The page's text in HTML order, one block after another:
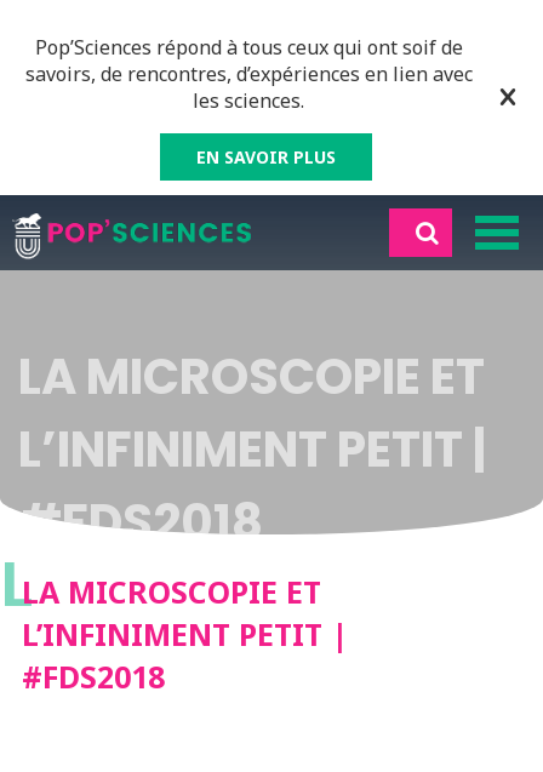
Pop’Sciences répond à tous ceux qui ont soif de
savoirs, de rencontres, d’expériences en lien avec
les sciences.
EN SAVOIR PLUS
LA MICROSCOPIE ET
L’INFINIMENT PETIT |
#FDS2018
LLA MICROSCOPIE ET
L’INFINIMENT PETIT |
#FDS2018